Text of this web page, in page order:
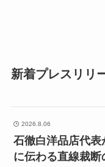
新着プレスリリ
2026.8.06
石徹白洋品店代
に伝わる直線裁